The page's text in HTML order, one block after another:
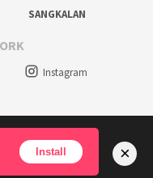
SANGKALAN
Instagram
Install ×